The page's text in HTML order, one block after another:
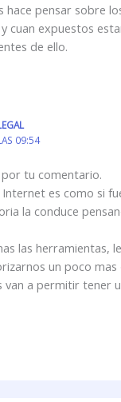
hace pensar sobre
cuan expuestos
de ello.
09:54
tu comentario.
Internet es como si
la conduce
las herramientas,
un poco
van a permitir tener